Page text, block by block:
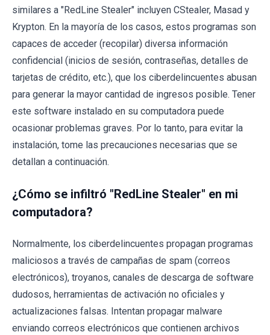
similares a "RedLine Stealer" incluyen CStealer, Masad y
Krypton. En la mayoría de los casos, estos programas son
capaces de acceder (recopilar) diversa información
confidencial (inicios de sesión, contraseñas, detalles de
tarjetas de crédito, etc.), que los ciberdelincuentes abusan
para generar la mayor cantidad de ingresos posible. Tener
este software instalado en su computadora puede
ocasionar problemas graves. Por lo tanto, para evitar la
instalación, tome las precauciones necesarias que se
detallan a continuación.
¿Cómo se infiltró "RedLine Stealer" en mi
computadora?
Normalmente, los ciberdelincuentes propagan programas
maliciosos a través de campañas de spam (correos
electrónicos), troyanos, canales de descarga de software
dudosos, herramientas de activación no oficiales y
actualizaciones falsas. Intentan propagar malware
enviando correos electrónicos que contienen archivos